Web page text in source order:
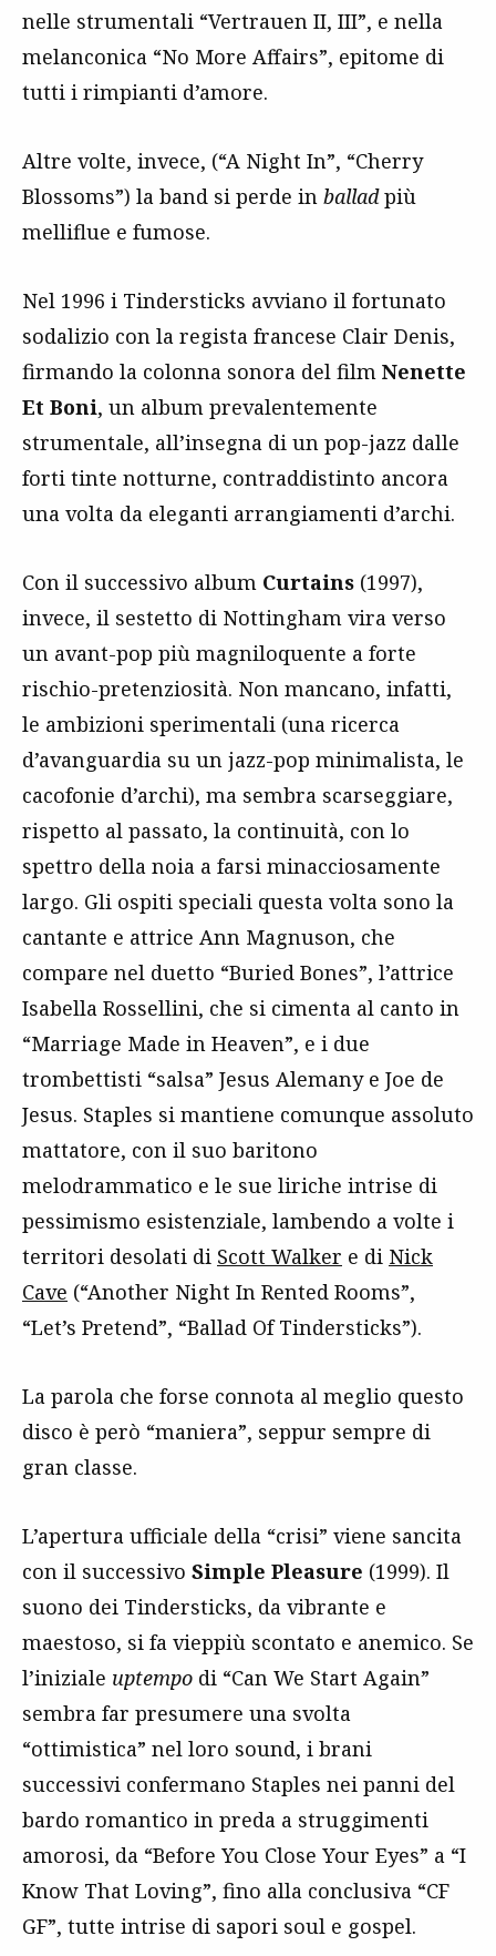
nelle strumentali “Vertrauen II, III”, e nella
melanconica “No More Affairs”, epitome di
tutti i rimpianti d’amore.
Altre volte, invece, (“A Night In”, “Cherry
Blossoms”) la band si perde in balladpiù
melliflue e fumose.
Nel 1996 i Tindersticks avviano il fortunato
sodalizio con la regista francese Clair Denis,
firmando la colonna sonora del film Nenette
Et Boni, un album prevalentemente
strumentale, all’insegna di un pop-jazz dalle
forti tinte notturne, contraddistinto ancora
una volta da eleganti arrangiamenti d’archi.
Con il successivo album Curtains (1997),
invece, il sestetto di Nottingham vira verso
un avant-pop più magniloquente a forte
rischio-pretenziosità. Non mancano, infatti,
le ambizioni sperimentali (una ricerca
d’avanguardia su un jazz-pop minimalista, le
cacofonie d’archi), ma sembra scarseggiare,
rispetto al passato, la continuità, con lo
spettro della noia a farsi minacciosamente
largo. Gli ospiti speciali questa volta sono la
cantante e attrice Ann Magnuson, che
compare nel duetto “Buried Bones”, l’attrice
Isabella Rossellini, che si cimenta al canto in
“Marriage Made in Heaven”, e i due
trombettisti “salsa” Jesus Alemany e Joe de
Jesus. Staples si mantiene comunque assoluto
mattatore, con il suo baritono
melodrammatico e le sue liriche intrise di
pessimismo esistenziale, lambendo a volte i
territori desolati di Scott Walker e di Nick
Cave (“Another Night In Rented Rooms”,
“Let’s Pretend”, “Ballad Of Tindersticks”).
La parola che forse connota al meglio questo
disco è però “maniera”, seppur sempre di
gran classe.
L’apertura ufficiale della “crisi” viene sancita
con il successivo Simple Pleasure (1999). Il
suono dei Tindersticks, da vibrante e
maestoso, si fa vieppiù scontato e anemico. Se
l’iniziale uptempo di “Can We Start Again”
sembra far presumere una svolta
“ottimistica” nel loro sound, i brani
successivi confermano Staples nei panni del
bardo romantico in preda a struggimenti
amorosi, da “Before You Close Your Eyes” a “I
Know That Loving”, fino alla conclusiva “CF
GF”, tutte intrise di sapori soul e gospel.